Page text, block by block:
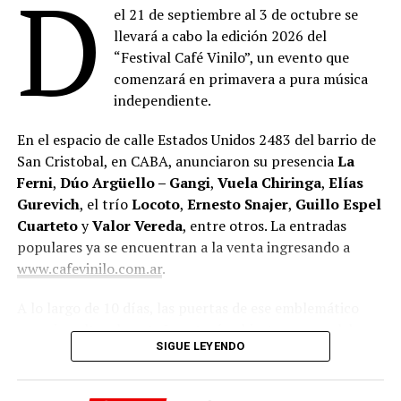
D
el 21 de septiembre al 3 de octubre se
llevará a cabo la edición 2026 del
“Festival Café Vinilo”, un evento que
comenzará en primavera a pura música
independiente.
En el espacio de calle Estados Unidos 2483 del barrio de
San Cristobal, en CABA, anunciaron su presenciaLa
Ferni, Dúo Argüello – Gangi, Vuela Chiringa, Elías
Gurevich, el tríoLocoto, Ernesto Snajer, Guillo Espel
CuartetoyValor Vereda, entre otros. La entradas
populares ya se encuentran a la venta ingresando a
www.cafevinilo.com.ar.
espacio cultural porteño estarán abiertas para celebrar
un año más de vida, haciendo partícipe a la comunidad
SIGUE LEYENDO